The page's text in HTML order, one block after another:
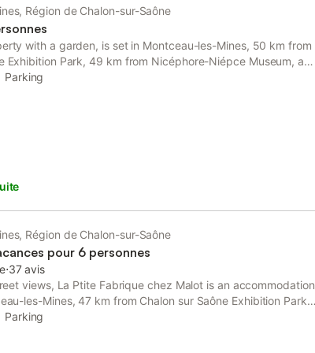
espace pour se détendre et regarder des événements
À l'extérieur, une terrasse et une terrasse bien exposée avec
et chaises longues offrent une vue sur la ville. L'hôtel est
à mobilité réduite, avec des équipements tels que
et un lavabo abaissé. Un parking privé est disponible sur
Région de Chalon-sur-Saône
with a garden, is set in Montceau-les-Mines, 50 km from
Exhibition Park, 49 km from Nicéphore-Niépce Museum, as
Arts Center.
Parking
Région de Chalon-sur-Saône
pour 6 personnes
⋅37 avis
views, La Ptite Fabrique chez Malot is an accommodation
les-Mines, 47 km from Chalon sur Saône Exhibition Park
Niépce Museum.
Parking